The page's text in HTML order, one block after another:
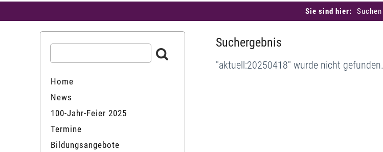
Sie sind hier: Suchen
Suchergebnis
"aktuell:20250418" wurde nicht gefunden.
Home
News
100-Jahr-Feier 2025
Termine
Bildungsangebote